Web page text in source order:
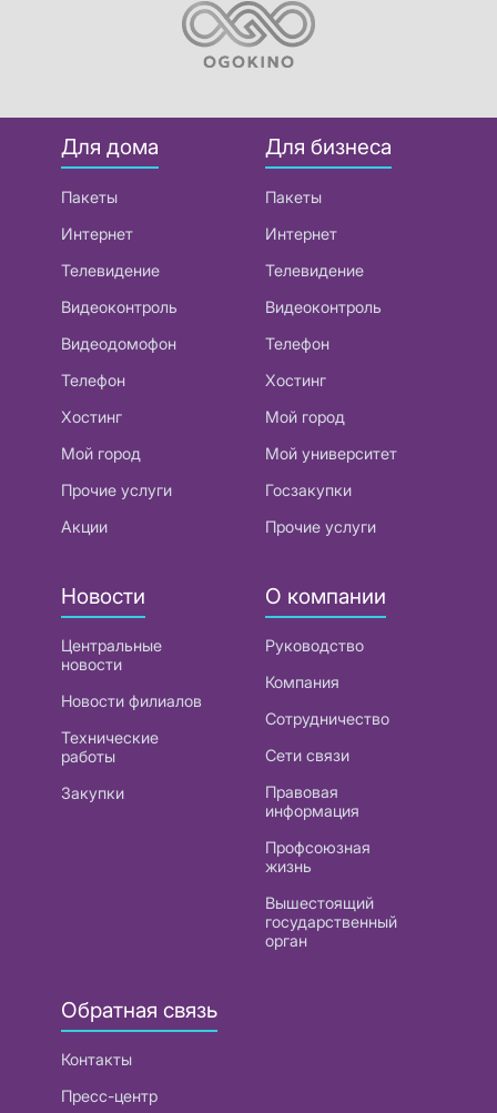
Для дома
Пакеты
Интернет
Телевидение
Видеоконтроль
Видеодомофон
Телефон
Хостинг
Мой город
Прочие услуги
Акции
Для бизнеса
Пакеты
Интернет
Телевидение
Видеоконтроль
Телефон
Хостинг
Мой город
Мой университет
Госзакупки
Прочие услуги
Новости
Центральные
новости
Новости филиалов
Технические
работы
Закупки
О компании
Руководство
Компания
Сотрудничество
Сети связи
Правовая
информация
Профсоюзная
жизнь
Вышестоящий
государственный
орган
Обратная связь
Контакты
Пресс-центр